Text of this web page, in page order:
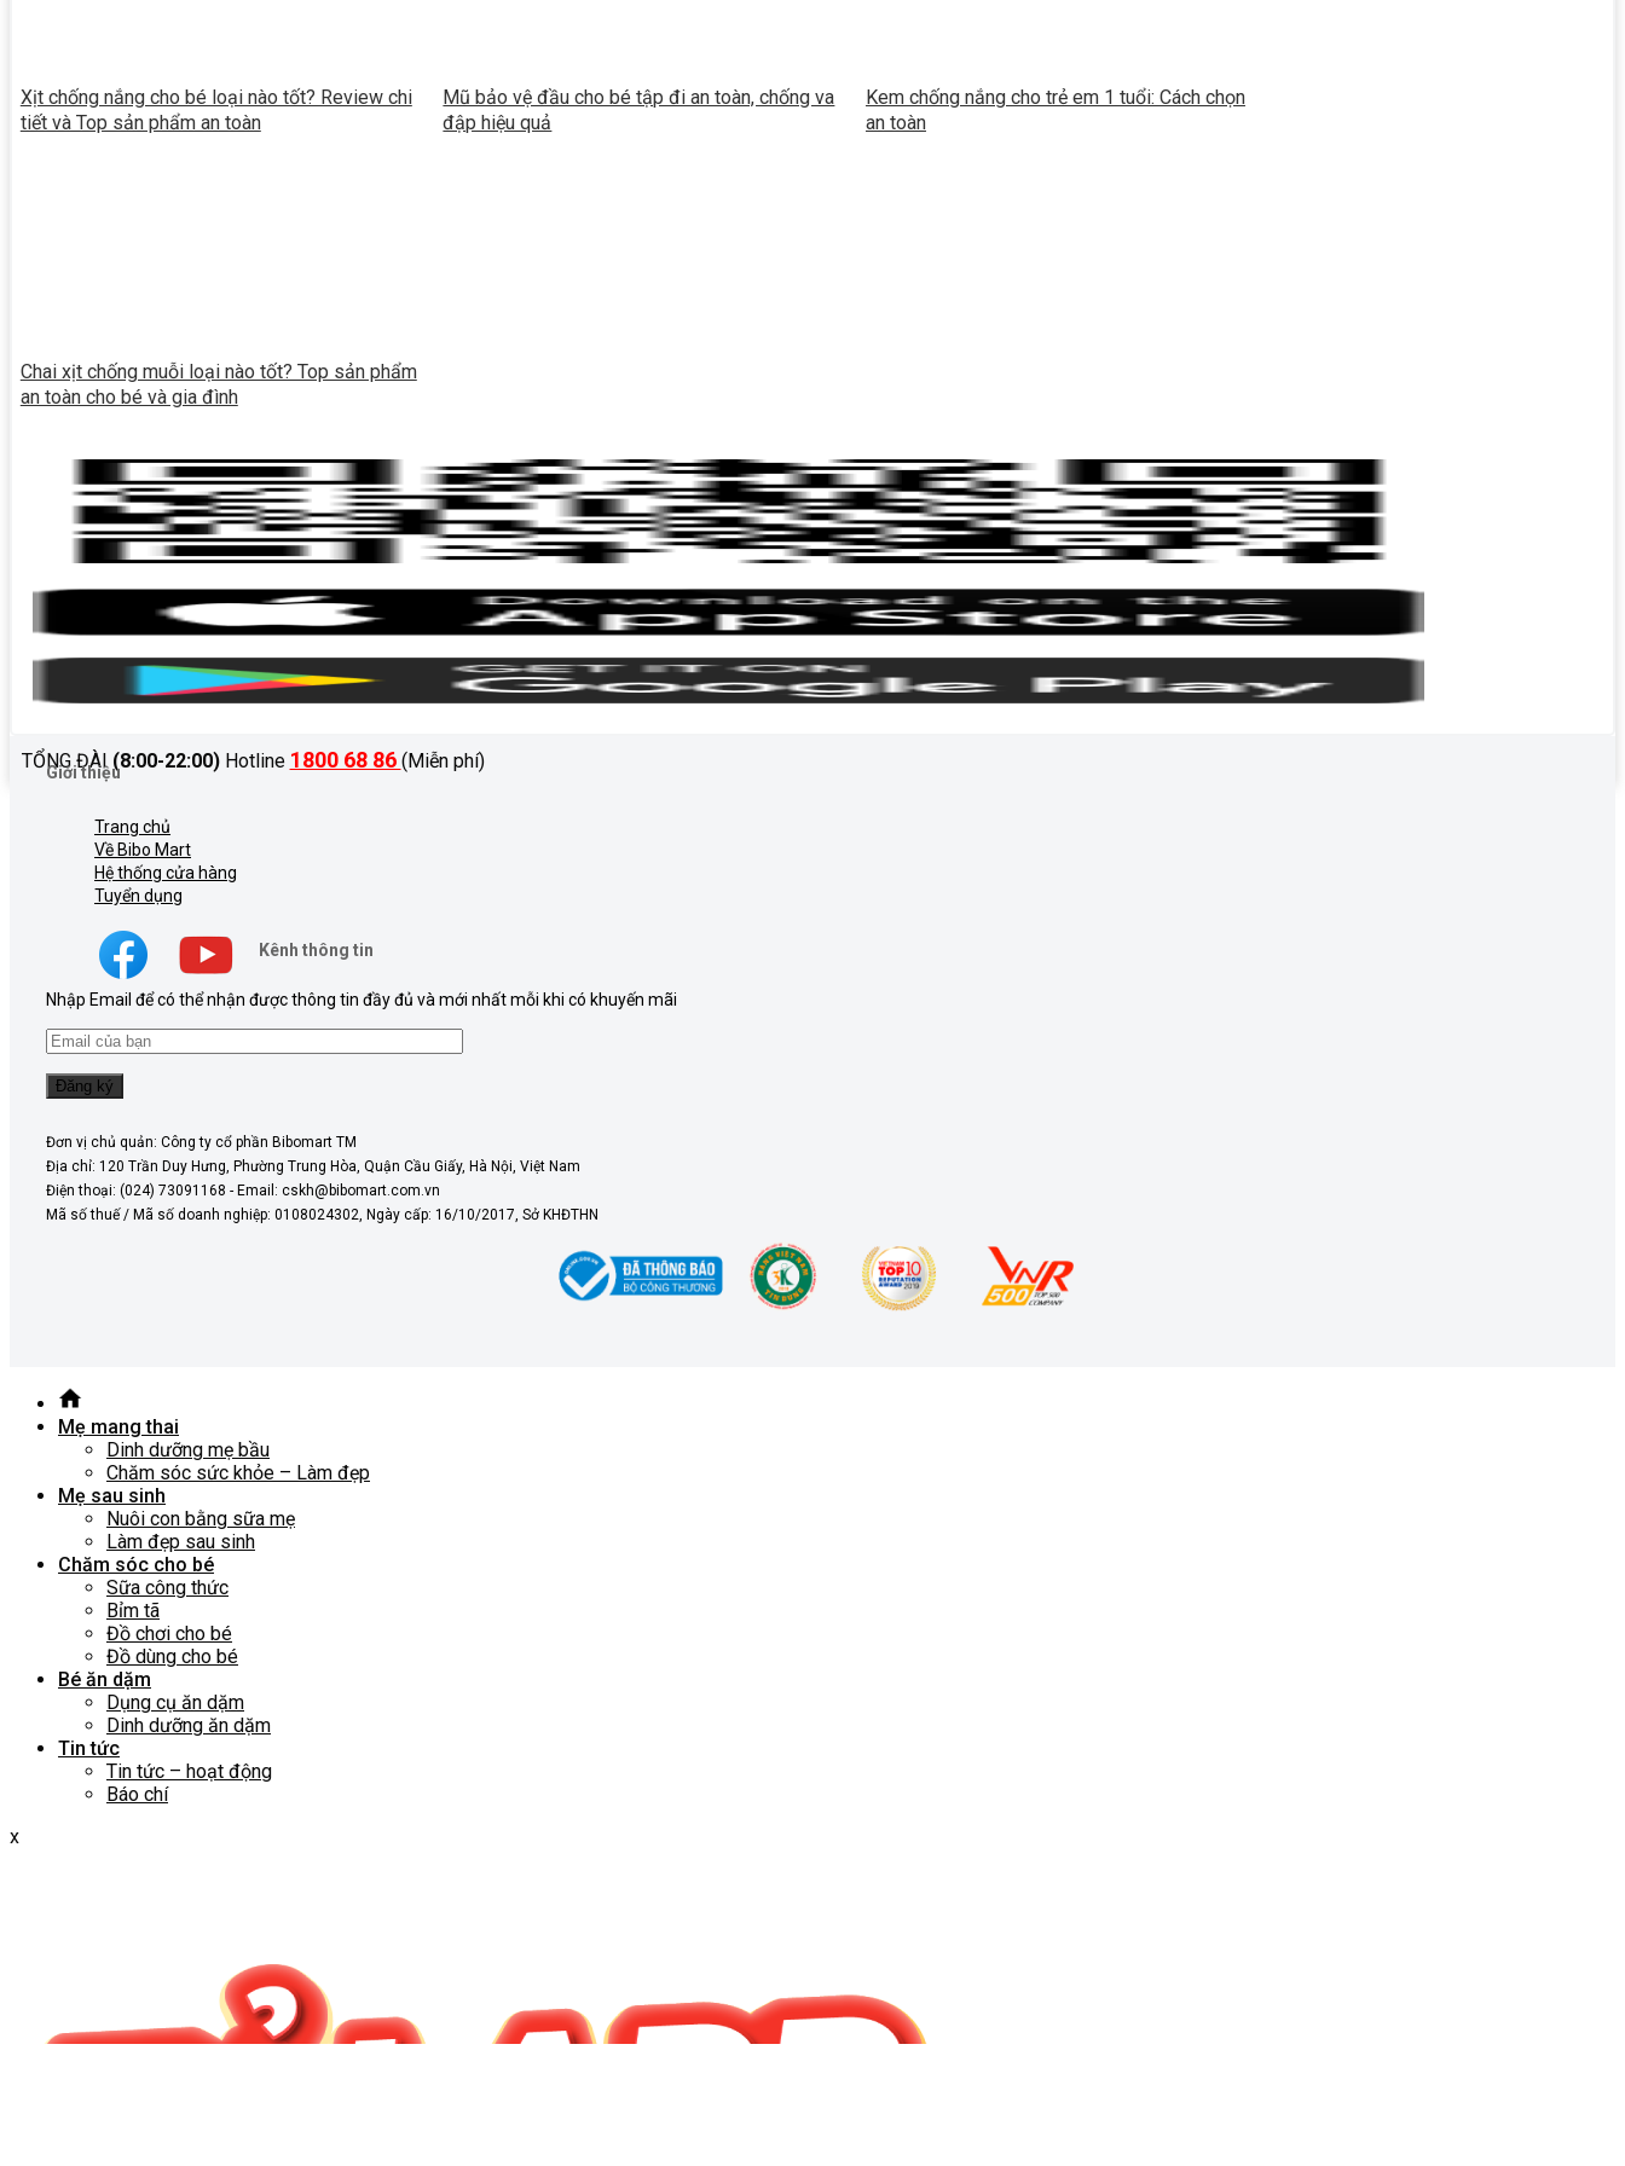
Xịt chống nắng cho bé loại nào tốt? Review chi
tiết và Top sản phẩm an toàn
Mũ bảo vệ đầu cho bé tập đi an toàn, chống va
đập hiệu quả
Kem chống nắng cho trẻ em 1 tuổi: Cách chọn
an toàn
Chai xịt chống muỗi loại nào tốt? Top sản phẩm
an toàn cho bé và gia đình
TỔNG ĐÀI (8:00-22:00)Hotline 1800 68 86 (Miễn phí)
Giới thiệu
Trang chủ
Về Bibo Mart
Hệ thống cửa hàng
Tuyển dụng
Kênh thông tin
Nhập Email để có thể nhận được thông tin đầy đủ và mới nhất mỗi khi có khuyến mãi
Đơn vị chủ quản: Công ty cổ phần Bibomart TM
Địa chỉ: 120 Trần Duy Hưng, Phường Trung Hòa, Quận Cầu Giấy, Hà Nội, Việt Nam
Điện thoại: (024) 73091168 - Email: cskh@bibomart.com.vn
Mã số thuế / Mã số doanh nghiệp: 0108024302, Ngày cấp: 16/10/2017, Sở KHĐTHN
Mẹ mang thai
Dinh dưỡng mẹ bầu
Chăm sóc sức khỏe – Làm đẹp
Mẹ sau sinh
Nuôi con bằng sữa mẹ
Làm đẹp sau sinh
Chăm sóc cho bé
Sữa công thức
Bỉm tã
Đồ chơi cho bé
Đồ dùng cho bé
Bé ăn dặm
Dụng cụ ăn dặm
Dinh dưỡng ăn dặm
Tin tức
Tin tức – hoạt động
Báo chí
x